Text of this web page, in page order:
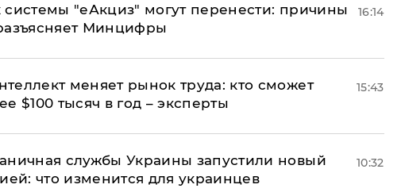
системы "еАкциз" могут перенести: причины
Минцифры
16:14
меняет рынок труда: кто сможет
$100 тысяч в год – эксперты
15:43
службы Украины запустили новый
что изменится для украинцев
10:32